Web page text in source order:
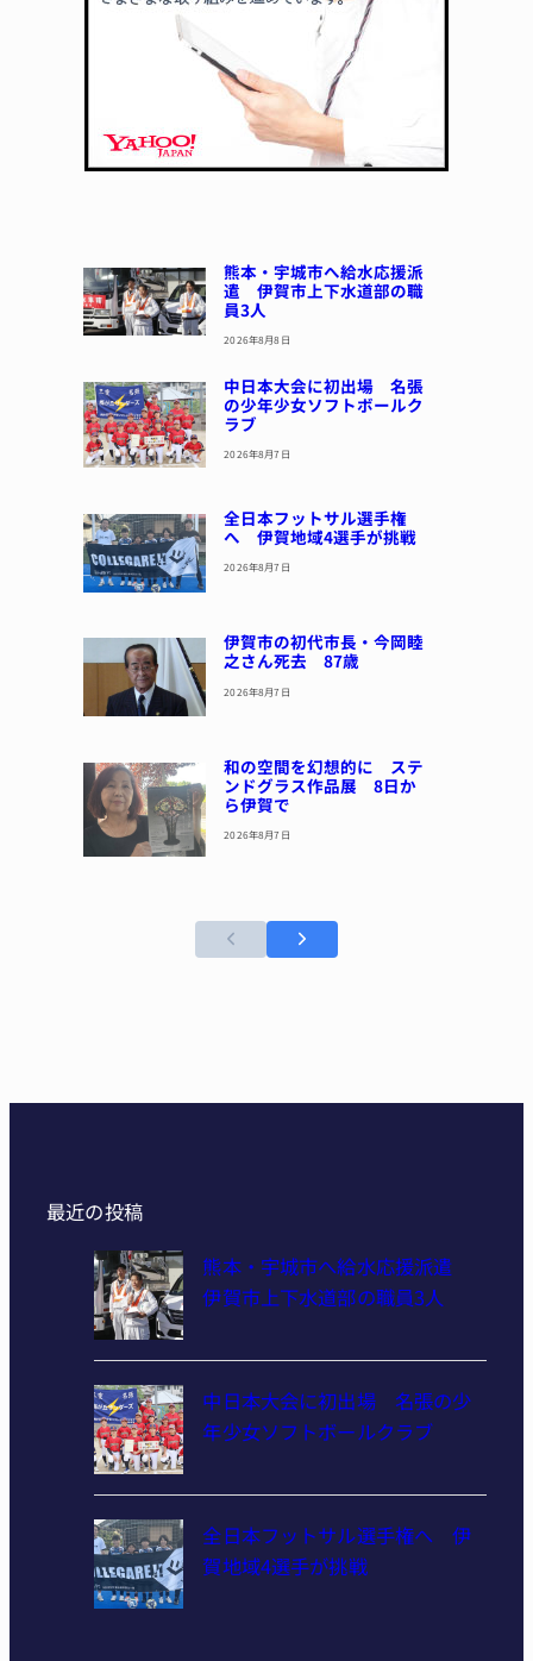
熊本・宇城市へ給水応援派
遣 伊賀市上下水道部の職
員3人
2026年8月8日
中日本大会に初出場 名張
の少年少女ソフトボールク
ラブ
2026年8月7日
全日本フットサル選手権
へ 伊賀地域4選手が挑戦
2026年8月7日
伊賀市の初代市長・今岡睦
之さん死去 87歳
2026年8月7日
和の空間を幻想的に ステ
ンドグラス作品展 8日か
ら伊賀で
2026年8月7日
最近の投稿
熊本・宇城市へ給水応援派遣
伊賀市上下水道部の職員3人
中日本大会に初出場 名張の少
年少女ソフトボールクラブ
全日本フットサル選手権へ 伊
賀地域4選手が挑戦